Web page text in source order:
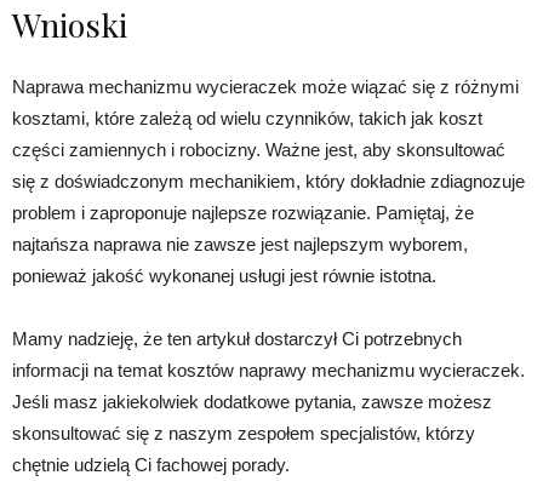
Wnioski
Naprawa mechanizmu wycieraczek może wiązać się z różnymi
kosztami, które zależą od wielu czynników, takich jak koszt
części zamiennych i robocizny. Ważne jest, aby skonsultować
się z doświadczonym mechanikiem, który dokładnie zdiagnozuje
problem i zaproponuje najlepsze rozwiązanie. Pamiętaj, że
najtańsza naprawa nie zawsze jest najlepszym wyborem,
ponieważ jakość wykonanej usługi jest równie istotna.
Mamy nadzieję, że ten artykuł dostarczył Ci potrzebnych
informacji na temat kosztów naprawy mechanizmu wycieraczek.
Jeśli masz jakiekolwiek dodatkowe pytania, zawsze możesz
skonsultować się z naszym zespołem specjalistów, którzy
chętnie udzielą Ci fachowej porady.